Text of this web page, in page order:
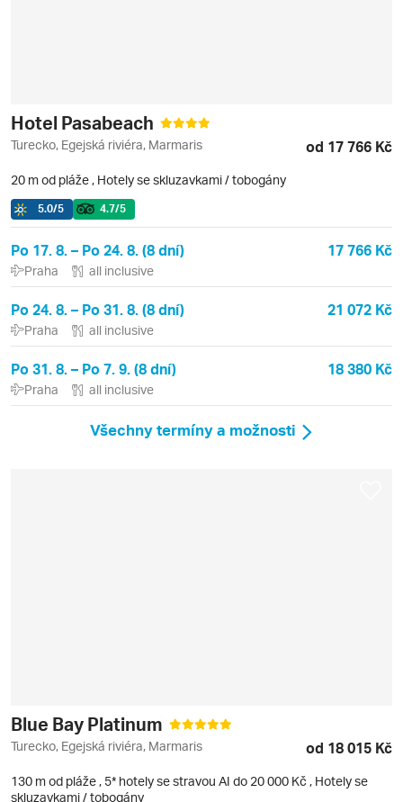
Hotel Pasabeach
Turecko, Egejská riviéra, Marmaris od 17 766 Kč
20 m od pláže , Hotely se skluzavkami / tobogány
5.0/5 4.7/5
Po 17. 8. – Po 24. 8. (8 dní) 17 766 Kč
Praha all inclusive
Po 24. 8. – Po 31. 8. (8 dní) 21 072 Kč
Praha all inclusive
Po 31. 8. – Po 7. 9. (8 dní) 18 380 Kč
Praha all inclusive
Všechny termíny a možnosti
Blue Bay Platinum
Turecko, Egejská riviéra, Marmaris od 18 015 Kč
130 m od pláže , 5* hotely se stravou AI do 20 000 Kč , Hotely se
skluzavkami / tobogány